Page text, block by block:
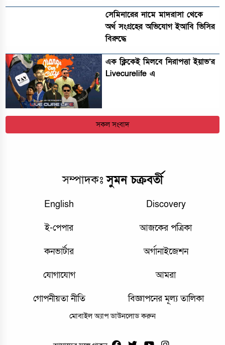
সেমিনারের নামে মাদরাসা থেকে
অর্থ সংগ্রহের অভিযোগ ইআবি ভিসির
বিরুদ্ধে
এক ক্লিকেই মিলবে নিরাপত্তা ইয়াভ’র
Livecurelife এ
সকল সংবাদ
সম্পাদকঃসুমন চক্রবর্তী
English Discovery
ই-পেপার আজকের পত্রিকা
কনভার্টার অর্গানাইজেশন
যোগাযোগ আমরা
গোপনীয়তা নীতি বিজ্ঞাপনের মূল্য তালিকা
মোবাইল অ্যাপ ডাউনলোড করুন